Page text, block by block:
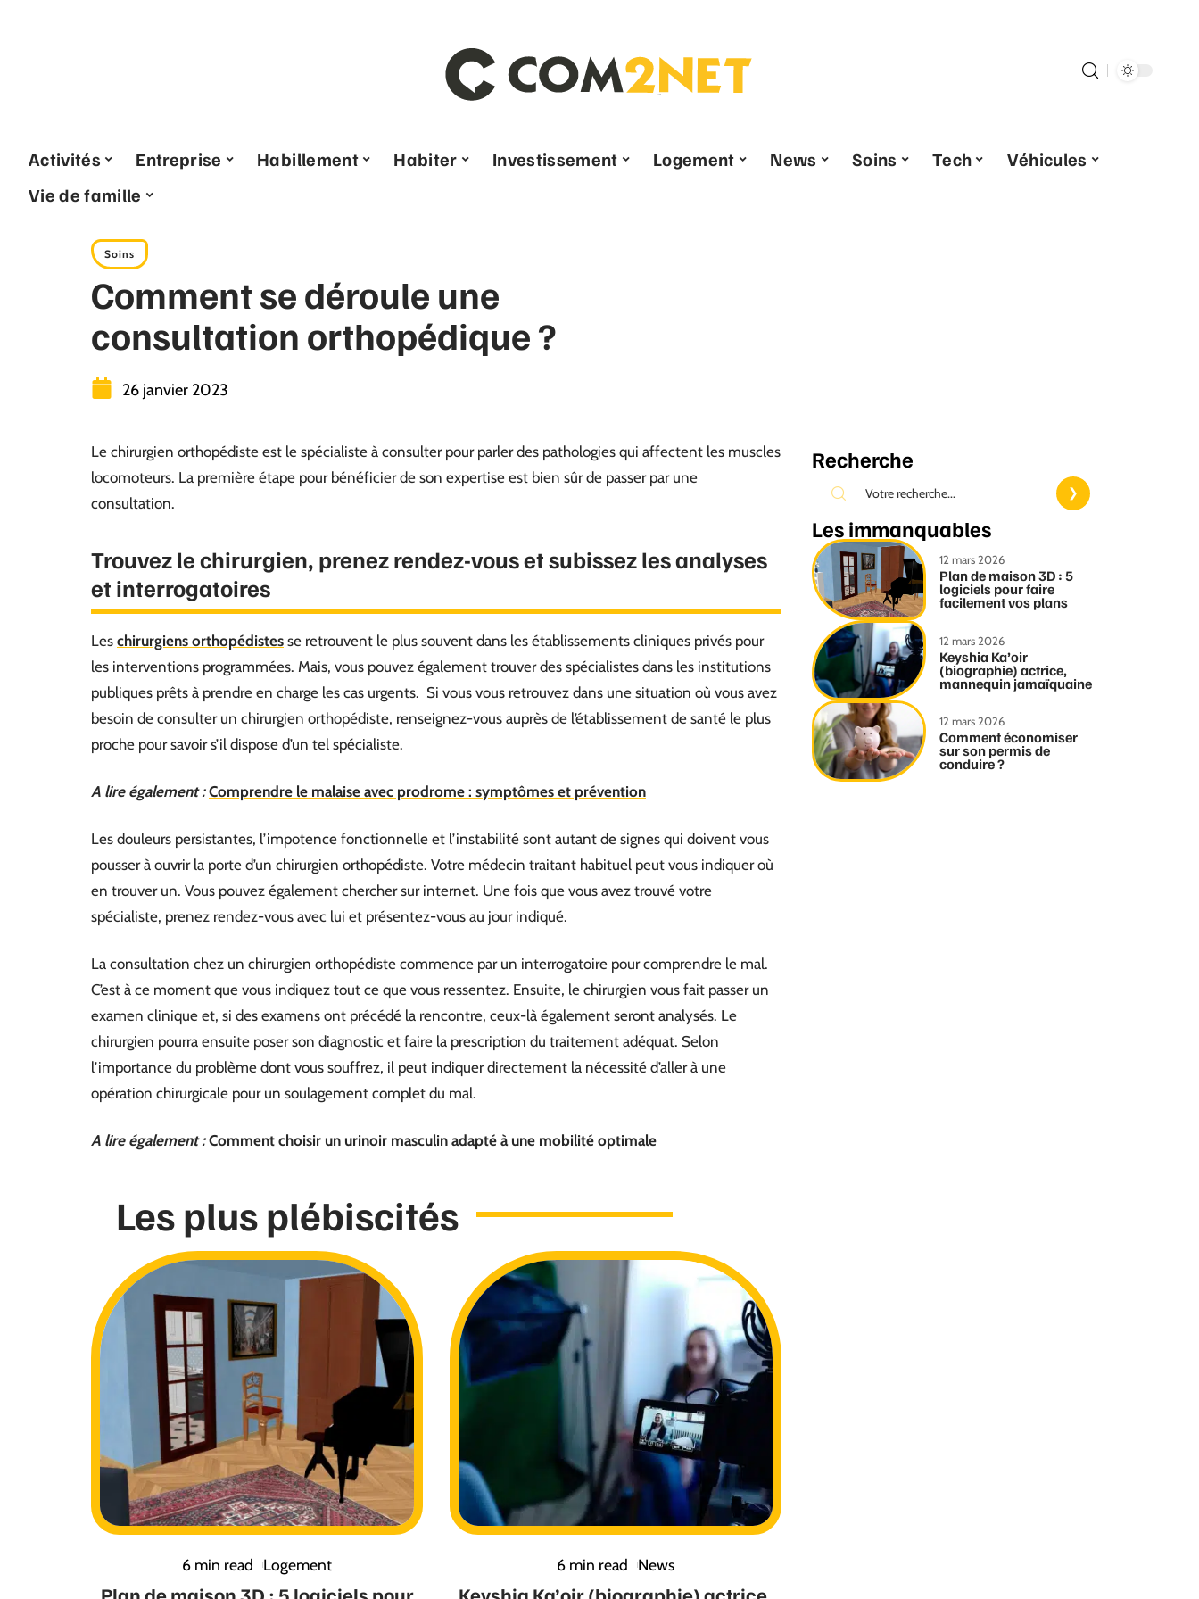
Activités Entreprise Habillement Habiter Investissement Logement News Soins Tech
Véhicules
Vie de famille
Soins
Comment se déroule une
consultation orthopédique ?
26 janvier 2023
Le chirurgien orthopédiste est le spécialiste à consulter pour parler des pathologies qui affectent les muscles
locomoteurs. La première étape pour bénéficier de son expertise est bien sûr de passer par une
consultation.
Trouvez le chirurgien, prenez rendez-vous et subissez les analyses
et interrogatoires
Les chirurgiens orthopédistes se retrouvent le plus souvent dans les établissements cliniques privés pour
les interventions programmées. Mais, vous pouvez également trouver des spécialistes dans les institutions
publiques prêts à prendre en charge les cas urgents. Si vous vous retrouvez dans une situation où vous avez
besoin de consulter un chirurgien orthopédiste, renseignez-vous auprès de l’établissement de santé le plus
proche pour savoir s’il dispose d’un tel spécialiste.
A lire également : Comprendre le malaise avec prodrome : symptômes et prévention
Les douleurs persistantes, l’impotence fonctionnelle et l’instabilité sont autant de signes qui doivent vous
pousser à ouvrir la porte d’un chirurgien orthopédiste. Votre médecin traitant habituel peut vous indiquer où
en trouver un. Vous pouvez également chercher sur internet. Une fois que vous avez trouvé votre
spécialiste, prenez rendez-vous avec lui et présentez-vous au jour indiqué.
La consultation chez un chirurgien orthopédiste commence par un interrogatoire pour comprendre le mal.
C’est à ce moment que vous indiquez tout ce que vous ressentez. Ensuite, le chirurgien vous fait passer un
examen clinique et, si des examens ont précédé la rencontre, ceux-là également seront analysés. Le
chirurgien pourra ensuite poser son diagnostic et faire la prescription du traitement adéquat. Selon
l’importance du problème dont vous souffrez, il peut indiquer directement la nécessité d’aller à une
opération chirurgicale pour un soulagement complet du mal.
A lire également : Comment choisir un urinoir masculin adapté à une mobilité optimale
Les plus plébiscités
6 min read Logement 6 min read News
Recherche
Les immanquables
12 mars 2026
Plan de maison 3D : 5
logiciels pour faire
facilement vos plans
12 mars 2026
Keyshia Ka’oir
(biographie) actrice,
mannequin jamaïquaine
12 mars 2026
Comment économiser
sur son permis de
conduire ?